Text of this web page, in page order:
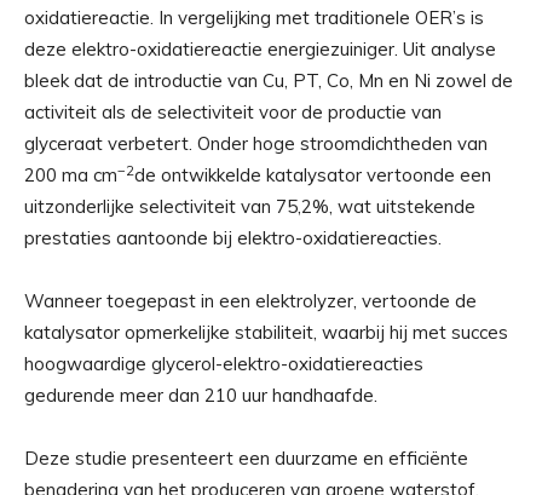
oxidatiereactie. In vergelijking met traditionele OER’s is
deze elektro-oxidatiereactie energiezuiniger. Uit analyse
bleek dat de introductie van Cu, PT, Co, Mn en Ni zowel de
activiteit als de selectiviteit voor de productie van
glyceraat verbetert. Onder hoge stroomdichtheden van
200 ma cm−2de ontwikkelde katalysator vertoonde een
uitzonderlijke selectiviteit van 75,2%, wat uitstekende
prestaties aantoonde bij elektro-oxidatiereacties.
Wanneer toegepast in een elektrolyzer, vertoonde de
katalysator opmerkelijke stabiliteit, waarbij hij met succes
hoogwaardige glycerol-elektro-oxidatiereacties
gedurende meer dan 210 uur handhaafde.
Deze studie presenteert een duurzame en efficiënte
benadering van het produceren van groene waterstof,